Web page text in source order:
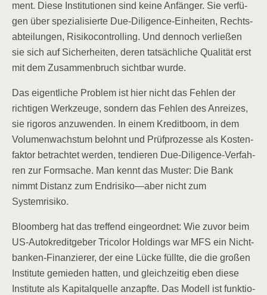
ment. Die­se Insti­tu­tio­nen sind kei­ne Anfän­ger. Sie ver­fü­
gen über spe­zia­li­sier­te Due-Dili­gence-Ein­hei­ten, Rechts­
ab­tei­lun­gen, Risi­ko­con­trol­ling. Und den­noch ver­lie­ßen
sie sich auf Sicher­hei­ten, deren tat­säch­li­che Qua­li­tät erst
mit dem Zusam­men­bruch sicht­bar wurde.
Das eigent­li­che Pro­blem ist hier nicht das Feh­len der
rich­ti­gen Werk­zeu­ge, son­dern das Feh­len des Anrei­zes,
sie rigo­ros anzu­wen­den. In einem Kre­dit­boom, in dem
Volu­men­wachs­tum belohnt und Prüf­pro­zes­se als Kos­ten­
fak­tor betrach­tet wer­den, ten­die­ren Due-Dili­gence-Ver­fah­
ren zur Form­sa­che. Man kennt das Mus­ter: Die Bank
nimmt Distanz zum Endrisiko—aber nicht zum
Systemrisiko.
Bloom­berg hat das tref­fend ein­ge­ord­net: Wie zuvor beim
US-Auto­kre­dit­ge­ber Tri­co­lor Hol­dings war MFS ein Nicht­
ban­ken-Finan­zie­rer, der eine Lücke füll­te, die die gro­ßen
Insti­tu­te gemie­den hat­ten, und gleich­zei­tig eben die­se
Insti­tu­te als Kapi­tal­quel­le anzapf­te. Das Modell ist funk­tio­